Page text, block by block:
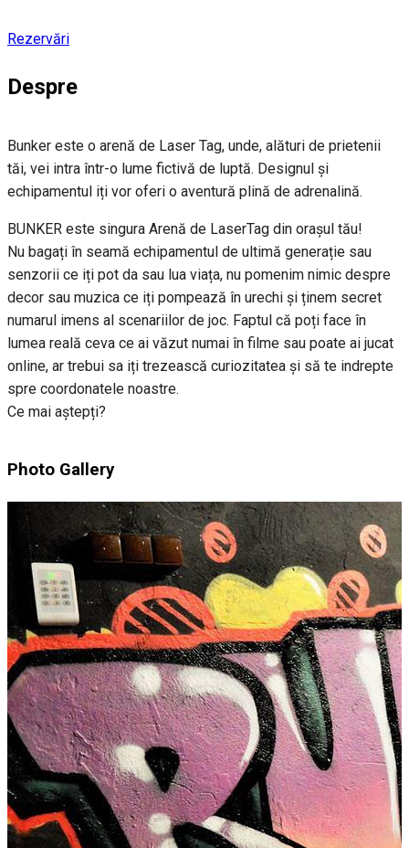
Rezervări
Despre
Bunker este o arenă de Laser Tag, unde, alături de prietenii
tăi, vei intra într-o lume fictivă de luptă. Designul și
echipamentul iți vor oferi o aventură plină de adrenalină.
BUNKER este singura Arenă de LaserTag din orașul tău!
Nu bagați în seamă echipamentul de ultimă generație sau
senzorii ce iți pot da sau lua viața, nu pomenim nimic despre
decor sau muzica ce iți pompează în urechi și ținem secret
numarul imens al scenariilor de joc. Faptul că poți face în
lumea reală ceva ce ai văzut numai în filme sau poate ai jucat
online, ar trebui sa iți trezească curiozitatea și să te indrepte
spre coordonatele noastre.
Ce mai aștepți?
Photo Gallery